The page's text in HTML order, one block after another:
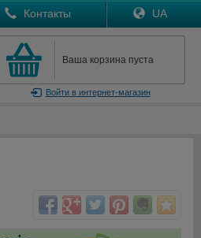
Контакты UA
Ваша корзина пуста
Войтив интернет-магазин